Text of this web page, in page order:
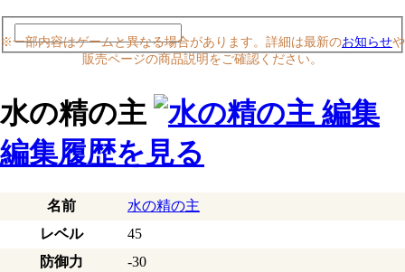
※一部内容はゲームと異なる場合があります。詳細は最新のお知らせや
販売ページの商品説明をご確認ください。
水の精の主
編集履歴を見る
名前
水の精の主
レベル
45
防御力
-30